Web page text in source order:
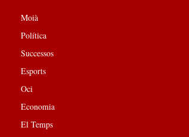
Moià
Política
Successos
Esports
Oci
Economia
El Temps